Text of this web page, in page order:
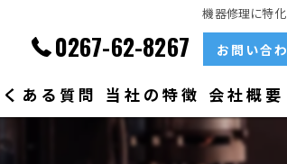
機器修理に特
0267-62-8267 お問い合
ある質問 当社の特徴 会社概要